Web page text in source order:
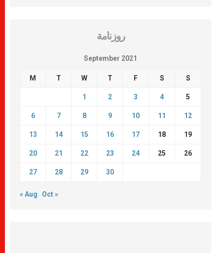
روزنامة
September 2021
M T W T F S S
1 2 3 4 5
6 7 8 9 10 11 12
13 14 15 16 17 18 19
20 21 22 23 24 25 26
27 28 29 30
« Aug Oct »